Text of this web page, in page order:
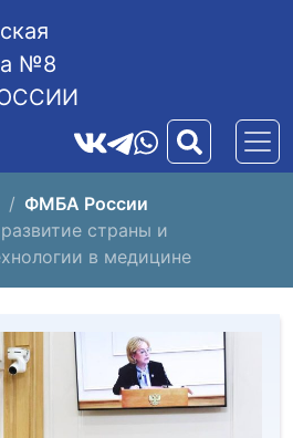
№8
ФМБА России
страны и
в медицине